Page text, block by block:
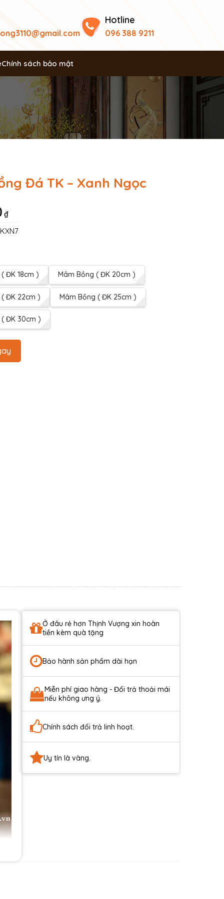
Hotline
096 388 9211
Chính sách bảo mật
Đá TK – Xanh Ngọc
₫
ĐK 18cm )
Mâm Bồng ( ĐK 20cm )
ĐK 22cm ) Mâm Bồng ( ĐK 25cm )
ĐK 30cm )
Ở đâu rẻ hơn Thịnh Vượng xin hoàn
tiền kèm quà tặng
Bảo hành sản phẩm dài hạn
Miễn phí giao hàng - Đổi trả thoải mái
nếu không ưng ý.
Chính sách đổi trả linh hoạt.
Uy tín là vàng.